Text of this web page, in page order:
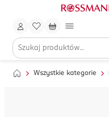
Wszystkie kategorie